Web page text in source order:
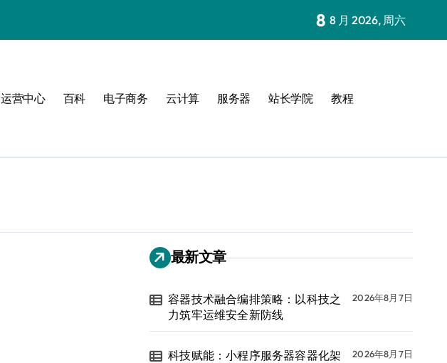
8 8 月 2026, 周六
运营中心 百科 电子商务 云计算 服务器 站长学院 教程
最新文章
容器技术融合编排策略：以科技之
力筑牢运维安全新防线
2026年8月7日
科技赋能：小程序服务器容器化架
2026年8月7日